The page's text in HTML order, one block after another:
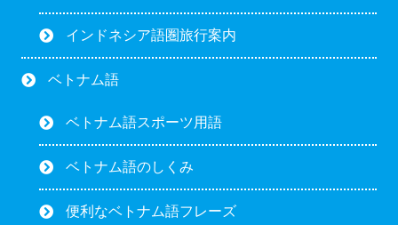
インドネシア語圏旅行案内
ベトナム語
ベトナム語スポーツ用語
ベトナム語のしくみ
便利なベトナム語フレーズ